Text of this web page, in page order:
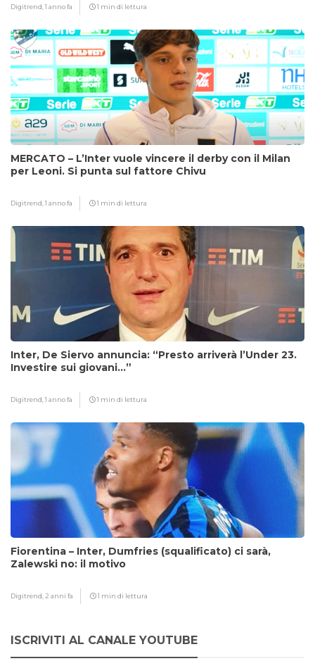
Digitrend,1 anno fa 1 min di lettura
MERCATO – L’Inter vuole vincere il derby con il Milan
per Leoni. Si punta sul fattore Chivu
Digitrend,1 anno fa 1 min di lettura
Inter, De Siervo annuncia: “Presto arriverà l’Under 23.
Investire sui giovani…”
Digitrend,1 anno fa 1 min di lettura
Fiorentina – Inter, Dumfries (squalificato) ci sarà,
Zalewski no: il motivo
Digitrend, 2 anni fa 1 min di lettura
ISCRIVITI AL CANALE YOUTUBE